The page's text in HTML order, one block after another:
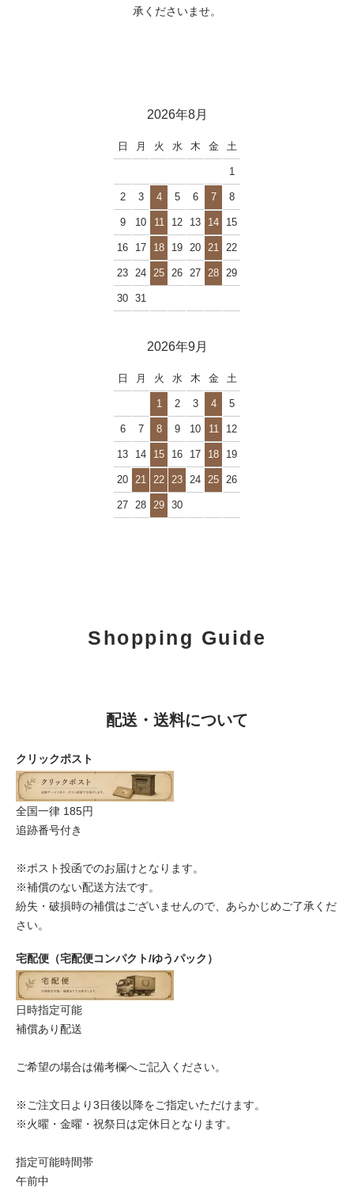
承くださいませ。
2026年8月
日 月 火 水 木 金 土
1
2 3 4 5 6 7 8
9 10 11 12 13 14 15
16 17 18 19 20 21 22
23 24 25 26 27 28 29
30 31
2026年9月
日 月 火 水 木 金 土
1 2 3 4 5
6 7 8 9 10 11 12
13 14 15 16 17 18 19
20 21 22 23 24 25 26
27 28 29 30
Shopping Guide
配送・送料について
クリックポスト
全国一律 185円
追跡番号付き
※ポスト投函でのお届けとなります。
※補償のない配送方法です。
紛失・破損時の補償はございませんので、あらかじめご了承くだ
さい。
宅配便（宅配便コンパクト/ゆうパック）
日時指定可能
補償あり配送
ご希望の場合は備考欄へご記入ください。
※ご注文日より3日後以降をご指定いただけます。
※火曜・金曜・祝祭日は定休日となります。
指定可能時間帯
午前中